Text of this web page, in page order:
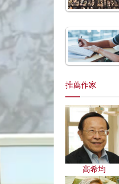
推薦作家
高希均